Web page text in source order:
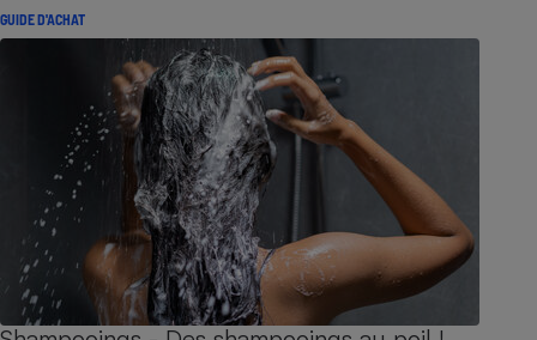
GUIDE D'ACHAT